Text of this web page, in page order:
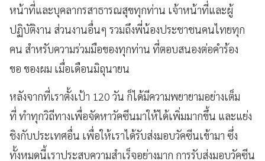
หน้าที่และบุคลากรสาธารณสุขทุกท่าน เจ้าหน้าที่และผู้
ปฏิบัติงาน ส่วนงานอื่นๆ รวมถึงพี่น้องประชาชนคนไทยทุก
คน สำหรับความร่วมมือของทุกท่าน ที่ตอบสนองต่อคำร้อง
ขอ ของผม เมื่อเดือนมิถุนายน
หลังจากที่เราตั้งเป้า 120 วัน ก็ได้มีความพยายามอย่างเต็ม
ที่ ทำทุกวิถีทางเพื่อจัดหาวัคซีนมาให้ได้เพิ่มมากขึ้น และแย่ง
ชิงกับประเทศอื่น เพื่อให้เราได้รับส่งมอบวัคซีนเข้ามา ซึ่ง
ทั้งหมดนี้เราประสบความสำเร็จอย่างมาก การรับส่งมอบวัคซีน